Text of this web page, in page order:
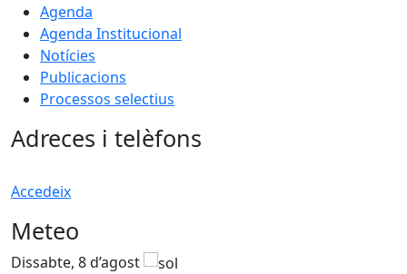
Agenda
Agenda Institucional
Notícies
Publicacions
Processos selectius
Adreces i telèfons
Accedeix
Meteo
Dissabte, 8 d’agost